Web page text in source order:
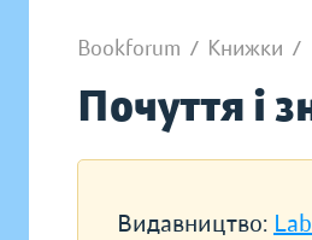
Bookforum / Книжки /
Почуття і
Видавництво: